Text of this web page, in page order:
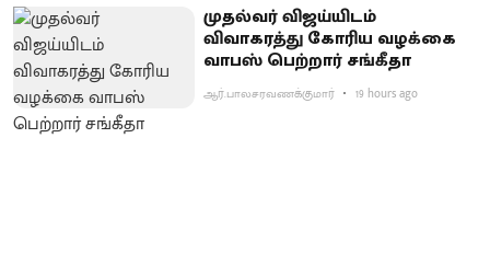
முதல்வர் விஜய்யிடம்
விவாகரத்து கோரிய வழக்கை
வாபஸ் பெற்றார் சங்கீதா
ஆர்.பாலசரவணக்குமார் 19 hours ago